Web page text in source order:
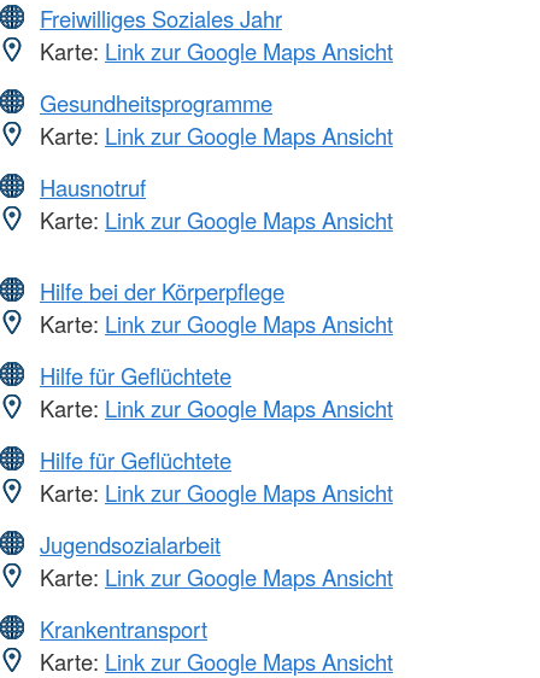
Freiwilliges Soziales Jahr
Karte: Link zur Google Maps Ansicht
Gesundheitsprogramme
Karte: Link zur Google Maps Ansicht
Hausnotruf
Karte: Link zur Google Maps Ansicht
Hilfe bei der Körperpflege
Karte: Link zur Google Maps Ansicht
Hilfe für Geflüchtete
Karte: Link zur Google Maps Ansicht
Hilfe für Geflüchtete
Karte: Link zur Google Maps Ansicht
Jugendsozialarbeit
Karte: Link zur Google Maps Ansicht
Krankentransport
Karte: Link zur Google Maps Ansicht